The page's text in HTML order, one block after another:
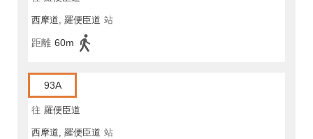
西摩道, 羅便臣道 站
距離 60m
93A
往 羅便臣道
西摩道, 羅便臣道 站